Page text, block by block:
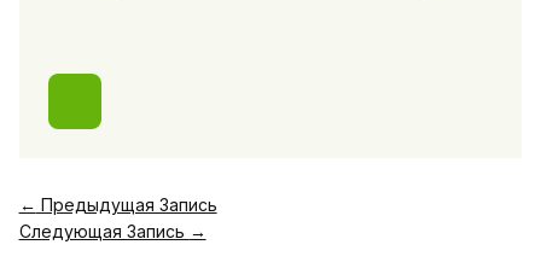
← Предыдущая Запись
Следующая Запись →